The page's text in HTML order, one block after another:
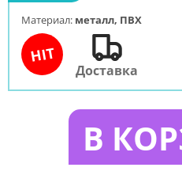
Материал: металл, ПВХ
HIT
Доставка
В